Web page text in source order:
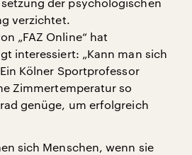
verzichtet.
„FAZ Online“ hat
interessiert: „Kann man sich
Kölner Sportprofessor
Zimmertemperatur so
genüge, um erfolgreich
sich Menschen, wenn sie